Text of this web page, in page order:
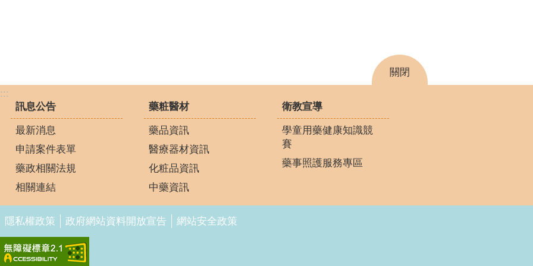
關閉
:::
訊息公告
最新消息
申請案件表單
藥政相關法規
相關連結
藥粧醫材
藥品資訊
醫療器材資訊
化粧品資訊
中藥資訊
衛教宣導
學童用藥健康知識競
賽
藥事照護服務專區
隱私權政策 政府網站資料開放宣告 網站安全政策